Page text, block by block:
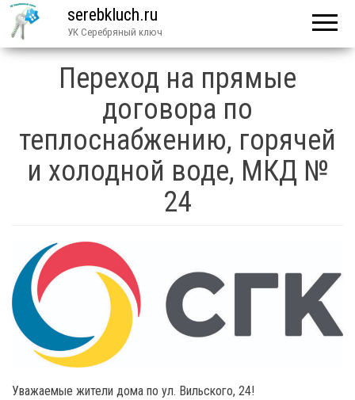
serebkluch.ru
УК Серебряный ключ
Переход на прямые
договора по
теплоснабжению, горячей
и холодной воде, МКД №
24
Уважаемые жители дома по ул. Вильского, 24!